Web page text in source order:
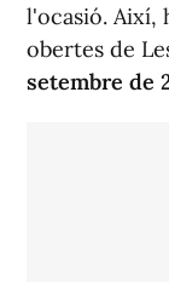
l'ocasió. Així,
obertes de
setembre de